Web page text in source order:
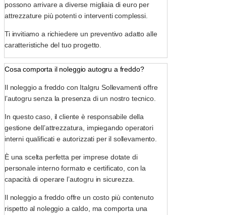
possono arrivare a diverse migliaia di euro per
attrezzature più potenti o interventi complessi.
Ti invitiamo a richiedere un preventivo adatto alle
caratteristiche del tuo progetto.
Cosa comporta il noleggio autogru a freddo?
Il noleggio a freddo con Italgru Sollevamenti offre
l’autogru senza la presenza di un nostro tecnico.
In questo caso, il cliente è responsabile della
gestione dell’attrezzatura, impiegando operatori
interni qualificati e autorizzati per il sollevamento.
È una scelta perfetta per imprese dotate di
personale interno formato e certificato, con la
capacità di operare l’autogru in sicurezza.
Il noleggio a freddo offre un costo più contenuto
rispetto al noleggio a caldo, ma comporta una